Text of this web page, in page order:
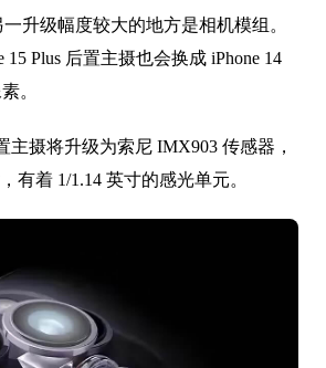
一升级幅度较大的地方是相机模组。
15 Plus 后置主摄也会换成 iPhone 14
。
主摄将升级为索尼 IMX903 传感器，
有着 1/1.14 英寸的感光单元。